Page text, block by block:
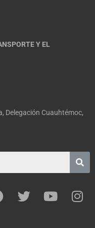
Y EL
Delegación Cuauhtémoc,
T
w
Y
o
I
n